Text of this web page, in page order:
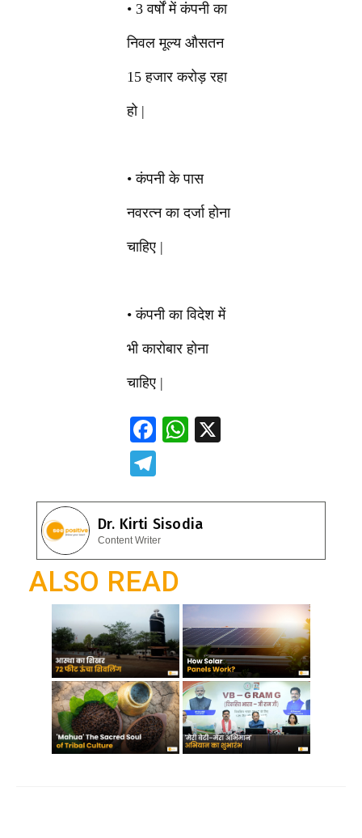
• 3 वर्षों में कंपनी का
निवल मूल्य औसतन
15 हजार करोड़ रहा
हो |
• कंपनी के पास
नवरत्न का दर्जा होना
चाहिए |
• कंपनी का विदेश में
भी कारोबार होना
चाहिए |
F
b
o
o
k
W
s
A
p
e
gr
a
m
Dr. Kirti Sisodia
Content Writer
ALSO READ